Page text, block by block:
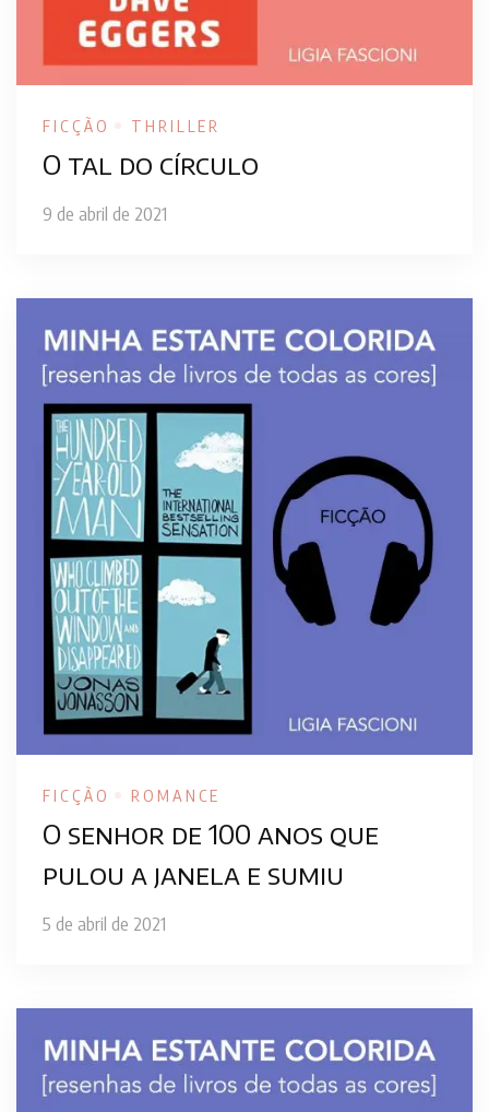
FICÇÃO THRILLER
O tal do círculo
9 de abril de 2021
FICÇÃO ROMANCE
O senhor de 100 anos que
pulou a janela e sumiu
5 de abril de 2021